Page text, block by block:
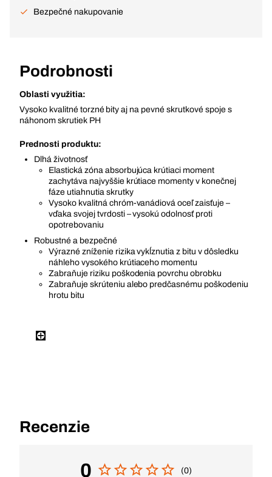
Bezpečné nakupovanie
Podrobnosti
Oblasti využitia:
Vysoko kvalitné torzné bity aj na pevné skrutkové spoje s
náhonom skrutiek PH
Prednosti produktu:
Dlhá životnosť
Elastická zóna absorbujúca krútiaci moment
zachytáva najvyššie krútiace momenty v konečnej
fáze utiahnutia skrutky
Vysoko kvalitná chróm-vanádiová oceľ zaisťuje –
vďaka svojej tvrdosti – vysokú odolnosť proti
opotrebovaniu
Robustné a bezpečné
Výrazné zníženie rizika vykĺznutia z bitu v dôsledku
náhleho vysokého krútiaceho momentu
Zabraňuje riziku poškodenia povrchu obrobku
Zabraňuje skrúteniu alebo predčasnému poškodeniu
hrotu bitu
Recenzie
0 (0)